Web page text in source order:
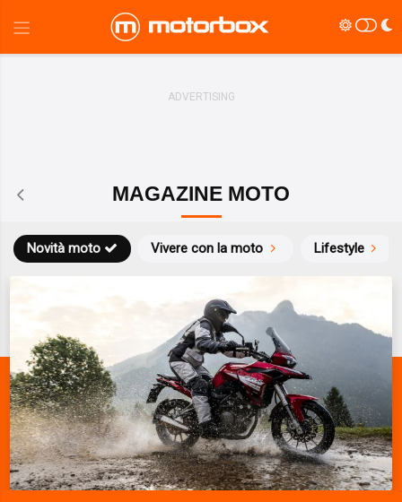
MAGAZINE MOTO
Novità moto Vivere con la moto Lifestyle